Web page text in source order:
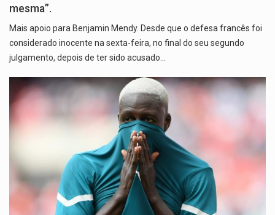
mesma”.
Mais apoio para Benjamin Mendy. Desde que o defesa francês foi
considerado inocente na sexta-feira, no final do seu segundo
julgamento, depois de ter sido acusado…